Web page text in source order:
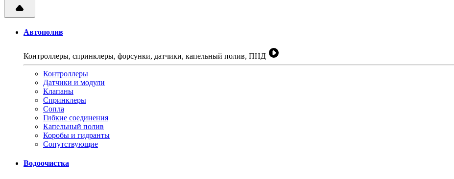
Автополив
Контроллеры, спринклеры, форсунки, датчики, капельный полив, ПНД
Контроллеры
Датчики и модули
Клапаны
Спринклеры
Сопла
Гибкие соединения
Капельный полив
Коробы и гидранты
Сопутствующие
Водоочистка